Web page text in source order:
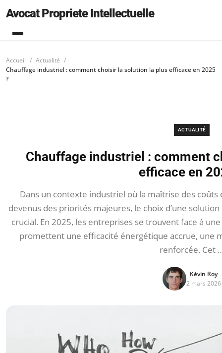
Avocat Propriete Intellectuelle
Accueil
Actualité
Chauffage industriel : comment choisir la solution la plus efficace en 2025
?
ACTUALITÉ
Chauffage industriel : comment
efficace en
Dans un contexte industriel où la maîtrise des
devenus des priorités majeures, le choix d’une
crucial. En 2025, les entreprises se trouvent face à
promettent une efficacité énergétique accrue, une
renforcée. Cet
Kévin Roy
2 mars 2026